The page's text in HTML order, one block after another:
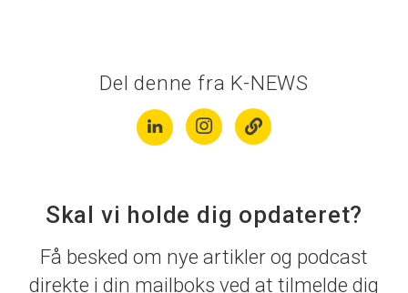
Del denne fra K-NEWS
Skal vi holde dig opdateret?
Få besked om nye artikler og podcast
direkte i din mailboks ved at tilmelde dig